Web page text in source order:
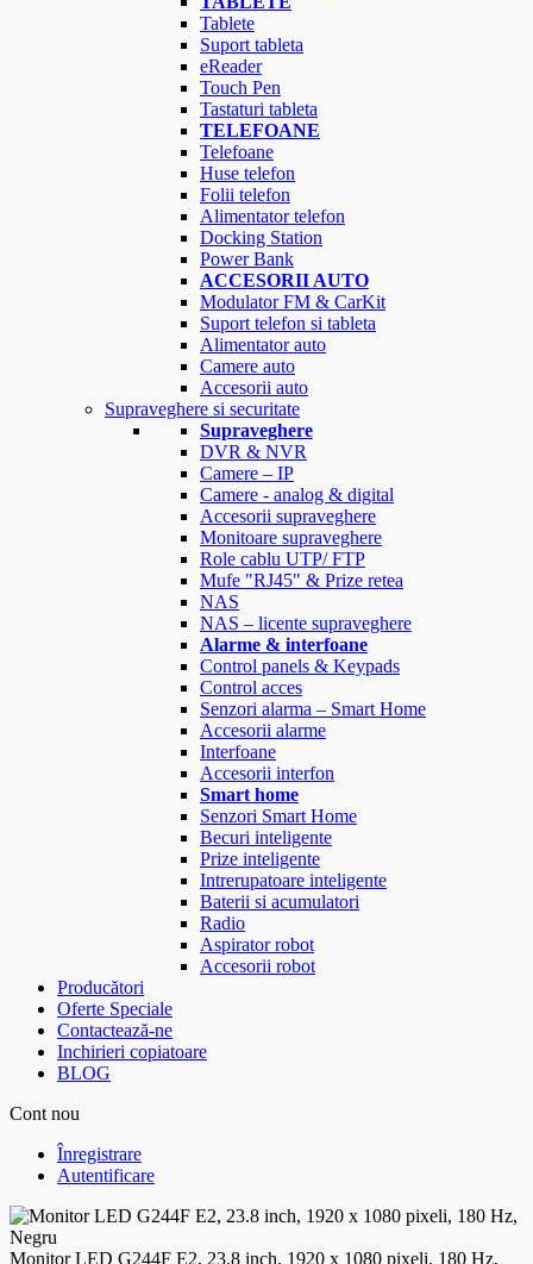
Tablete
Suport tableta
eReader
Touch Pen
Tastaturi tableta
TELEFOANE
Telefoane
Huse telefon
Folii telefon
Alimentator telefon
Docking Station
Power Bank
ACCESORII AUTO
Modulator FM & CarKit
Suport telefon si tableta
Alimentator auto
Camere auto
Accesorii auto
Supraveghere si securitate
Supraveghere
DVR & NVR
Camere – IP
Camere - analog & digital
Accesorii supraveghere
Monitoare supraveghere
Role cablu UTP/ FTP
Mufe "RJ45" & Prize retea
NAS
NAS – licente supraveghere
Alarme & interfoane
Control panels & Keypads
Control acces
Senzori alarma – Smart Home
Accesorii alarme
Interfoane
Accesorii interfon
Smart home
Senzori Smart Home
Becuri inteligente
Prize inteligente
Intrerupatoare inteligente
Baterii si acumulatori
Radio
Aspirator robot
Accesorii robot
Producători
Oferte Speciale
Contactează-ne
Inchirieri copiatoare
BLOG
Cont nou
Înregistrare
Autentificare
Monitor LED G244F E2, 23.8 inch, 1920 x 1080 pixeli, 180 Hz,